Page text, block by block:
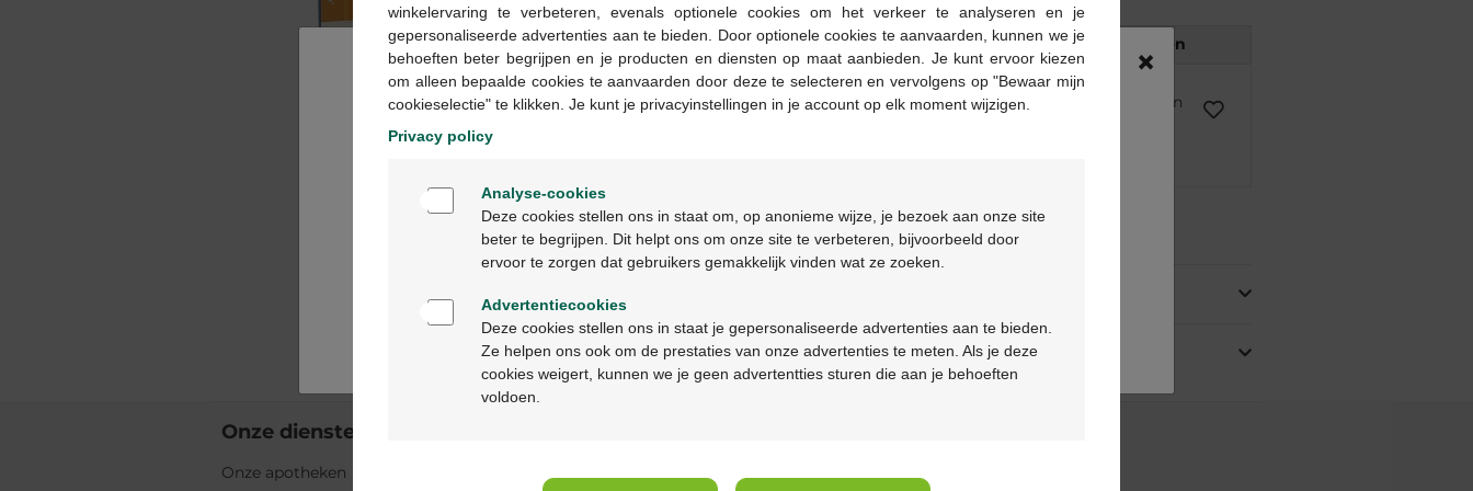
Bestellen Reserveren
Geneesmiddelen met voorschrift kunnen alleen
Productbeschrijving
Gebruik
Onze diensten
Onze apotheken
×
Ga verder in het nederlands
winkelervaring te verbeteren, evenals optionele cookies om het verkeer te analyseren en je
gepersonaliseerde advertenties aan te bieden. Door optionele cookies te aanvaarden, kunnen we je
behoeften beter begrijpen en je producten en diensten op maat aanbieden. Je kunt ervoor kiezen
om alleen bepaalde cookies te aanvaarden door deze te selecteren en vervolgens op "Bewaar mijn
cookieselectie" te klikken. Je kunt je privacyinstellingen in je account op elk moment wijzigen.
Privacy policy
Analyse-cookies
Deze cookies stellen ons in staat om, op anonieme wijze, je bezoek aan onze site
beter te begrijpen. Dit helpt ons om onze site te verbeteren, bijvoorbeeld door
ervoor te zorgen dat gebruikers gemakkelijk vinden wat ze zoeken.
Advertentiecookies
Deze cookies stellen ons in staat je gepersonaliseerde advertenties aan te bieden.
Ze helpen ons ook om de prestaties van onze advertenties te meten. Als je deze
cookies weigert, kunnen we je geen advertentties sturen die aan je behoeften
voldoen.